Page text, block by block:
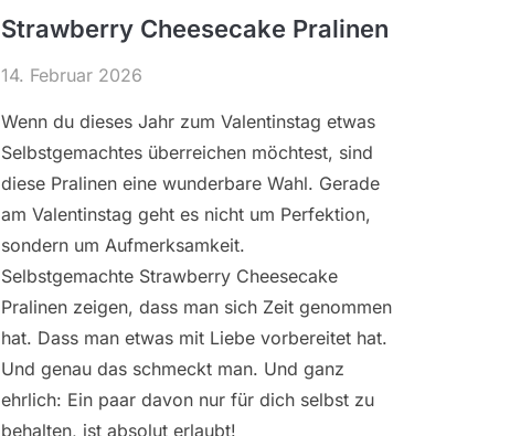
Strawberry Cheesecake Pralinen
14. Februar 2026
Wenn du dieses Jahr zum Valentinstag etwas
Selbstgemachtes überreichen möchtest, sind
diese Pralinen eine wunderbare Wahl. Gerade
am Valentinstag geht es nicht um Perfektion,
sondern um Aufmerksamkeit.
Selbstgemachte Strawberry Cheesecake
Pralinen zeigen, dass man sich Zeit genommen
hat. Dass man etwas mit Liebe vorbereitet hat.
Und genau das schmeckt man. Und ganz
ehrlich: Ein paar davon nur für dich selbst zu
behalten, ist absolut erlaubt!